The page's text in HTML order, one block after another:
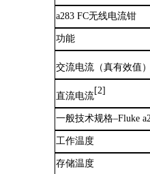
a283 FC无线电流钳
功能
交流电流（真有效值）
直流电流
[2]
一般技术规格–Fluke
工作温度
存储温度